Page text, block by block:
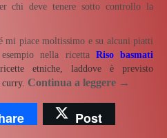
chi deve tenere sotto controllo la
mi piace moltissimo e su alcuni piatti
nella ricetta Riso basmati
etniche, laddove è previsto
Continua a leggere →
Post